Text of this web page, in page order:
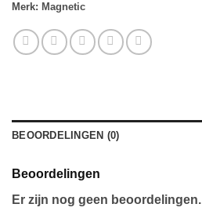
Merk: Magnetic
BEOORDELINGEN (0)
Beoordelingen
Er zijn nog geen beoordelingen.